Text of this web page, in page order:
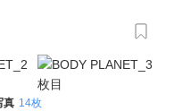
真 14枚